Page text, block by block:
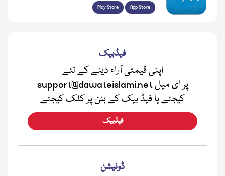
Play Store App Store
فیڈبیک
اپنی قیمتی آراء دینے کے لئے
support@dawateislami.net پر ای میل
کیجئے یا فیڈ بیک کے بٹن پر کلک کیجئے
فیڈبیک
ڈونیشن